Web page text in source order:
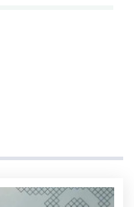
школ, а также
которые